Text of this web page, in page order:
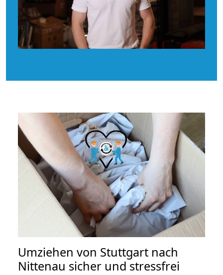
Umziehen von Stuttgart nach
Nittenau sicher und stressfrei